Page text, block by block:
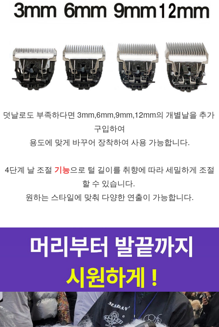
덧날로도 부족하다면 3mm,6mm,9mm,12mm의 개별날을 추가
구입하여
용도에 맞게 바꾸어 장착하여 사용 가능합니다.
4단계 날 조절 기능으로 털 길이를 취향에 따라 세밀하게 조절
할 수 있습니다.
원하는 스타일에 맞춰 다양한 연출이 가능합니다.